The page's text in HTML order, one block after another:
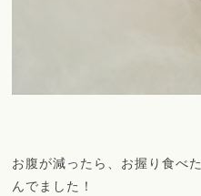
お腹が減ったら、お握り食べ
んでました！